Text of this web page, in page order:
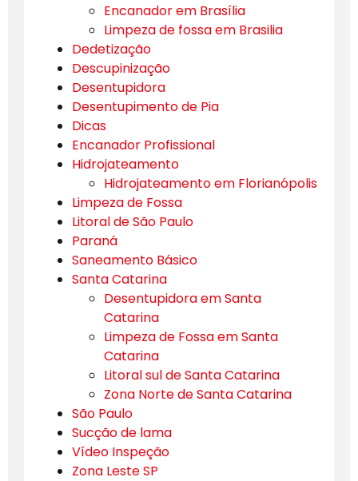
Encanador em Brasília
Limpeza de fossa em Brasilia
Dedetização
Descupinização
Desentupidora
Desentupimento de Pia
Dicas
Encanador Profissional
Hidrojateamento
Hidrojateamento em Florianópolis
Limpeza de Fossa
Litoral de São Paulo
Paraná
Saneamento Básico
Santa Catarina
Desentupidora em Santa
Catarina
Limpeza de Fossa em Santa
Catarina
Litoral sul de Santa Catarina
Zona Norte de Santa Catarina
São Paulo
Sucção de lama
Vídeo Inspeção
Zona Leste SP